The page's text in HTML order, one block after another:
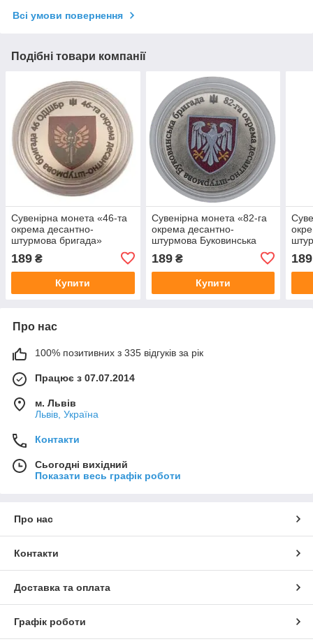
Всі умови повернення
Подібні товари компанії
Сувенірна монета «46-та
окрема десантно-
штурмова бригада»
189 ₴
Купити
Сувенірна монета «82-га
окрема десантно-
штурмова Буковинська
189₴
Купити
189
Про нас
100% позитивних з 335 відгуків за рік
Працює з 07.07.2014
м. Львів
Львів, Україна
Контакти
Сьогодні вихідний
Показати весь графік роботи
Про нас
Контакти
Доставка та оплата
Графік роботи